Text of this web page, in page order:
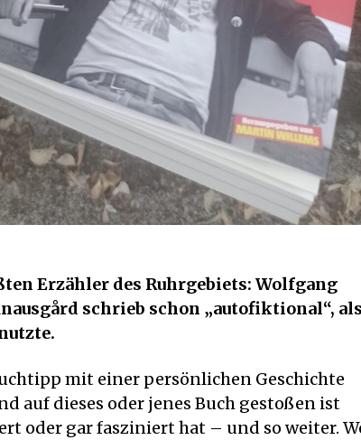
Erzähler des Ruhrgebiets: Wolfgang
schrieb schon „autofiktional“, als
mit einer persönlichen Geschichte
auf dieses oder jenes Buch gestoßen ist
oder gar fasziniert hat – und so weiter.